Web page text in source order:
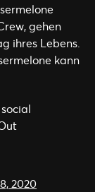
gehen
ihres Lebens.
kann
2020